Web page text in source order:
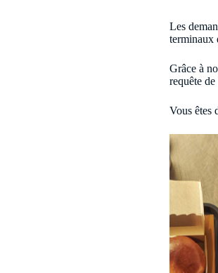
Les
terminaux
Grâce à
requête
Vous êtes